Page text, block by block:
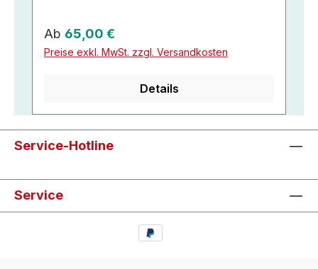
Regulärer Preis:
Ab 65,00 €
Preise exkl. MwSt. zzgl. Versandkosten
Details
Service-Hotline
Service